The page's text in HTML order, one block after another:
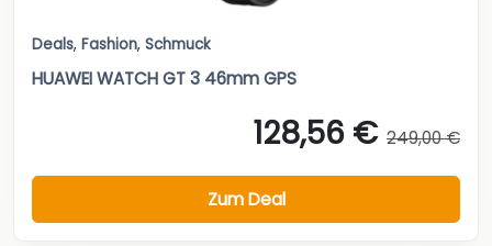
Deals, Fashion, Schmuck
HUAWEI WATCH GT 3 46mm GPS
128,56 € 249,00 €
Zum Deal